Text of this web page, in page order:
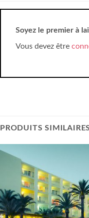
Soyez le premier à
Vous devez être
PRODUITS